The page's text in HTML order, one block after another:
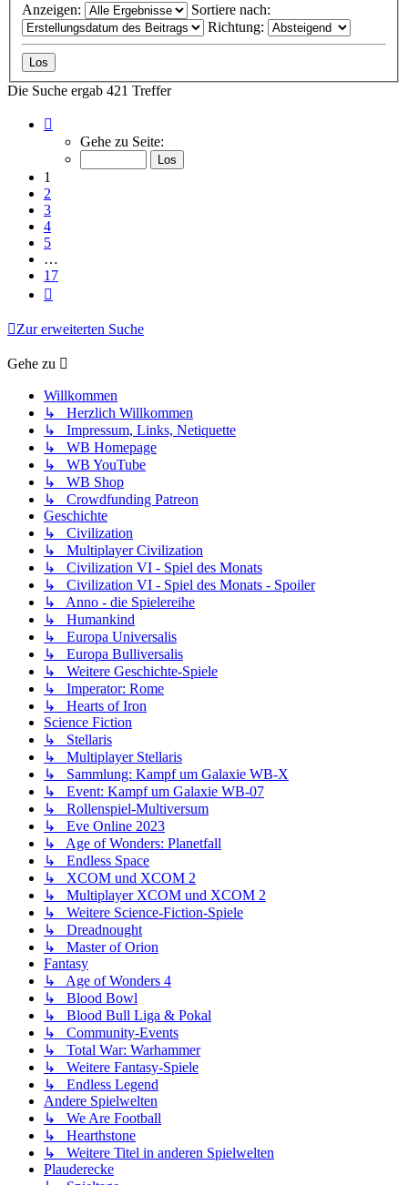
Anzeigen:
Sortiere nach:
Richtung:
Die Suche ergab 421 Treffer
von
Gehe zu Seite:
1
2
3
4
5
…
17
Zur erweiterten Suche
Gehe zu
Willkommen
↳ Herzlich Willkommen
↳ Impressum, Links, Netiquette
↳ WB Homepage
↳ WB YouTube
↳ WB Shop
↳ Crowdfunding Patreon
Geschichte
↳ Civilization
↳ Multiplayer Civilization
↳ Civilization VI - Spiel des Monats
↳ Civilization VI - Spiel des Monats - Spoiler
↳ Anno - die Spielereihe
↳ Humankind
↳ Europa Universalis
↳ Europa Bulliversalis
↳ Weitere Geschichte-Spiele
↳ Imperator: Rome
↳ Hearts of Iron
Science Fiction
↳ Stellaris
↳ Multiplayer Stellaris
↳ Sammlung: Kampf um Galaxie WB-X
↳ Event: Kampf um Galaxie WB-07
↳ Rollenspiel-Multiversum
↳ Eve Online 2023
↳ Age of Wonders: Planetfall
↳ Endless Space
↳ XCOM und XCOM 2
↳ Multiplayer XCOM und XCOM 2
↳ Weitere Science-Fiction-Spiele
↳ Dreadnought
↳ Master of Orion
Fantasy
↳ Age of Wonders 4
↳ Blood Bowl
↳ Blood Bull Liga & Pokal
↳ Community-Events
↳ Total War: Warhammer
↳ Weitere Fantasy-Spiele
↳ Endless Legend
Andere Spielwelten
↳ We Are Football
↳ Hearthstone
↳ Weitere Titel in anderen Spielwelten
Plauderecke